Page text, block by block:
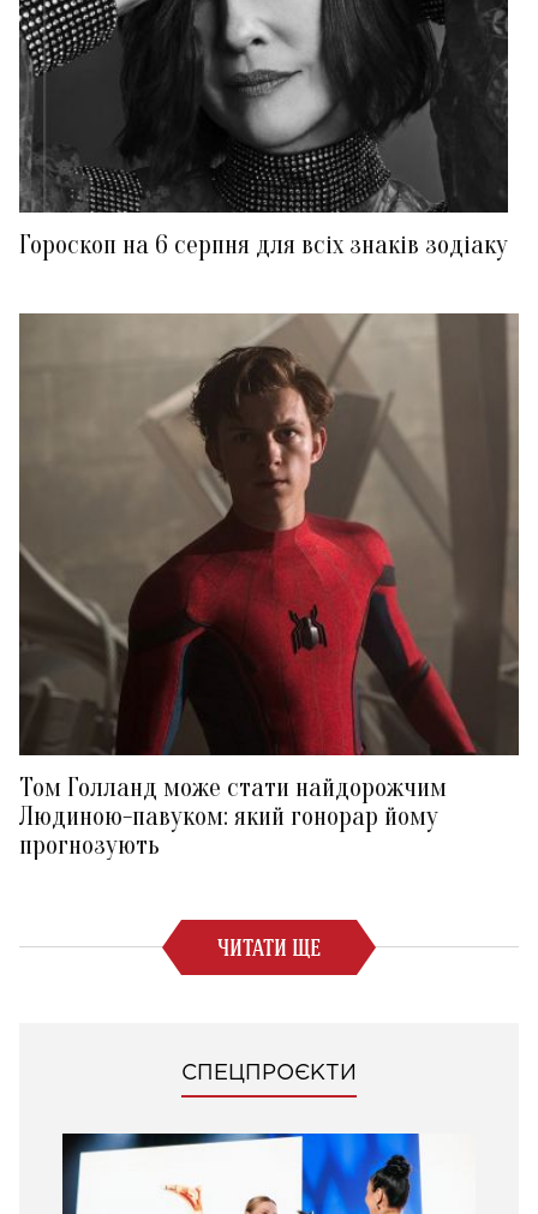
Гороскоп на 6 серпня для всіх знаків зодіаку
Том Голланд може стати найдорожчим
Людиною-павуком: який гонорар йому
прогнозують
ЧИТАТИ ЩЕ
СПЕЦПРОЄКТИ